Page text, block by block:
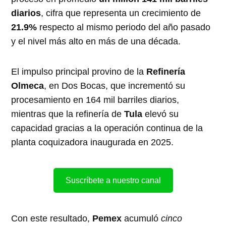
diarios, cifra que representa un crecimiento de
21.9% respecto al mismo periodo del año pasado
y el nivel más alto en más de una década.
El impulso principal provino de la Refinería
Olmeca, en Dos Bocas, que incrementó su
procesamiento en 164 mil barriles diarios,
mientras que la refinería deTula elevó su
capacidad gracias a la operación continua de la
planta coquizadora inaugurada en 2025.
Suscríbete a nuestro canal
Con este resultado, Pemex acumulócinco